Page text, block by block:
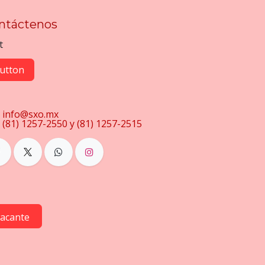
info@sxo.mx
(81) 1257-2550 y (81) 1257-2515